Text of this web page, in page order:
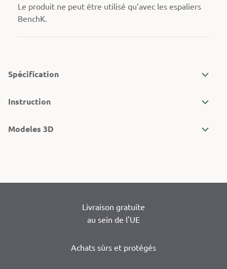
Le produit ne peut être utilisé qu’avec les espaliers
BenchK.
Spécification
Instruction
Modeles 3D
Livraison gratuite
au sein de l'UE
Achats sûrs et protégés